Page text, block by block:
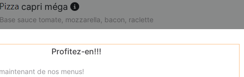
capri méga
Base sauce tomate, mozzarella, bacon, raclette
nevada méga
Profitez-en!!!
de nos menus!